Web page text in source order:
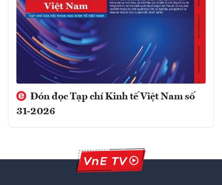
Đón đọc Tạp chí Kinh tế Việt Nam số
31-2026